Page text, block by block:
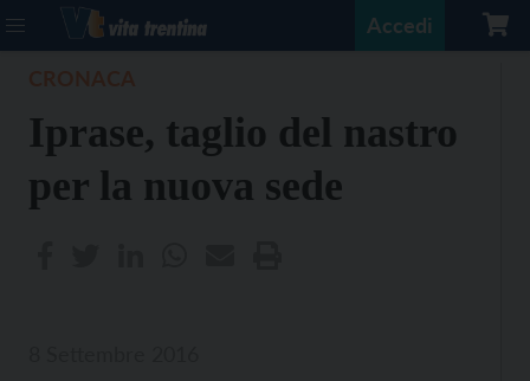
Accedi
Iprase, taglio del nastro
per la nuova sede